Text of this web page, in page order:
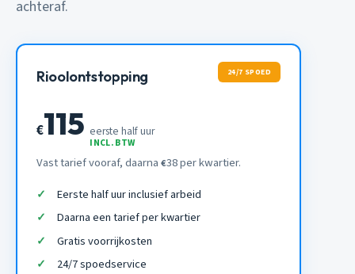
achteraf.
Rioolontstopping 24/7 SPOED
€115 eerste half uur
INCL. BTW
Vast tarief vooraf, daarna €38 per kwartier.
Eerste half uur inclusief arbeid
Daarna een tarief per kwartier
Gratis voorrijkosten
24/7 spoedservice